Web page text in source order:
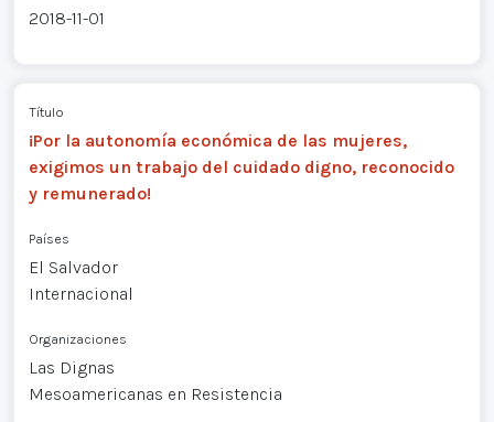
2018-11-01
Título
¡Por la autonomía económica de las mujeres,
exigimos un trabajo del cuidado digno, reconocido
y remunerado!
Países
El Salvador
Internacional
Organizaciones
Las Dignas
Mesoamericanas en Resistencia